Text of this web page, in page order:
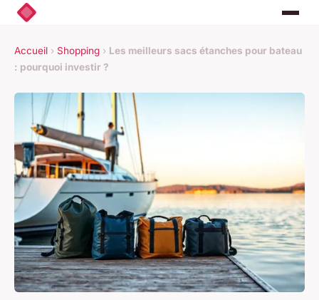
Accueil › Shopping › Les meilleurs sacs étanches pour bateau
: pourquoi investir ?